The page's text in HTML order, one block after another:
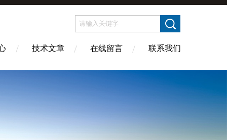
技术文章 在线留言 联系我们